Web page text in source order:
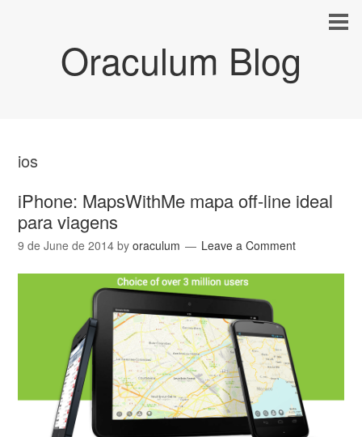
Oraculum Blog
ios
iPhone: MapsWithMe mapa off-line ideal
para viagens
9 de June de 2014 byoraculum Leave a Comment